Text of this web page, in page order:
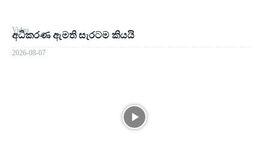
Video
අධිකරණ ඇමති සැරටම කියයි
2026-08-07